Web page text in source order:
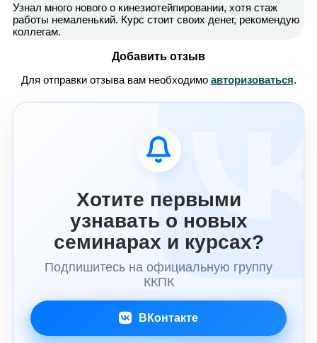
Узнал много нового о кинезиотейпировании, хотя стаж
работы немаленький. Курс стоит своих денег, рекомендую
коллегам.
Добавить отзыв
Для отправки отзыва вам необходимо авторизоваться.
Хотите первыми
узнавать о новых
семинарах и курсах?
Подпишитесь на официальную группу
ККПК
ВКонтакте